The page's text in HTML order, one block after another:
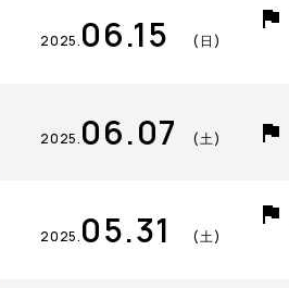
2025.06.15 (日)
2025.06.07 (土)
2025.05.31 (土)